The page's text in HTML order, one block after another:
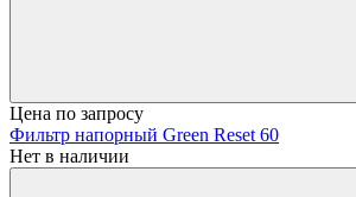
Цена по запросу
Фильтр напорный Green Reset 60
Нет в наличии